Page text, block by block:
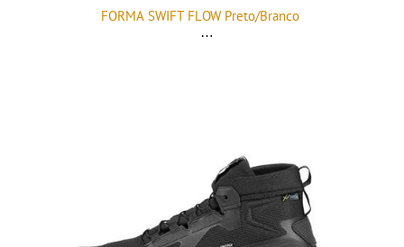
FORMA SWIFT FLOW Preto/Branco